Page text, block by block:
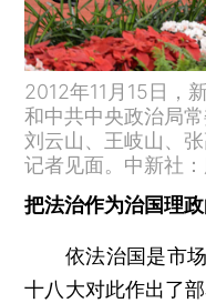
2012年11月15日，
和中共中央政治局
刘云山、王岐山、
记者见面。中新社
把法治作为治国理
依法治国是市场
十八大对此作出了